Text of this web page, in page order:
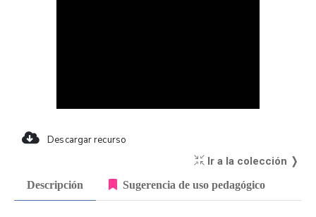
Descargar recurso
Ir a la colección ❭
Descripción Sugerencia de uso pedagógico